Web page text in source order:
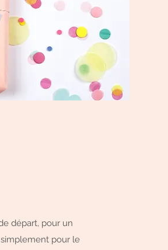
départ, pour un
pour le